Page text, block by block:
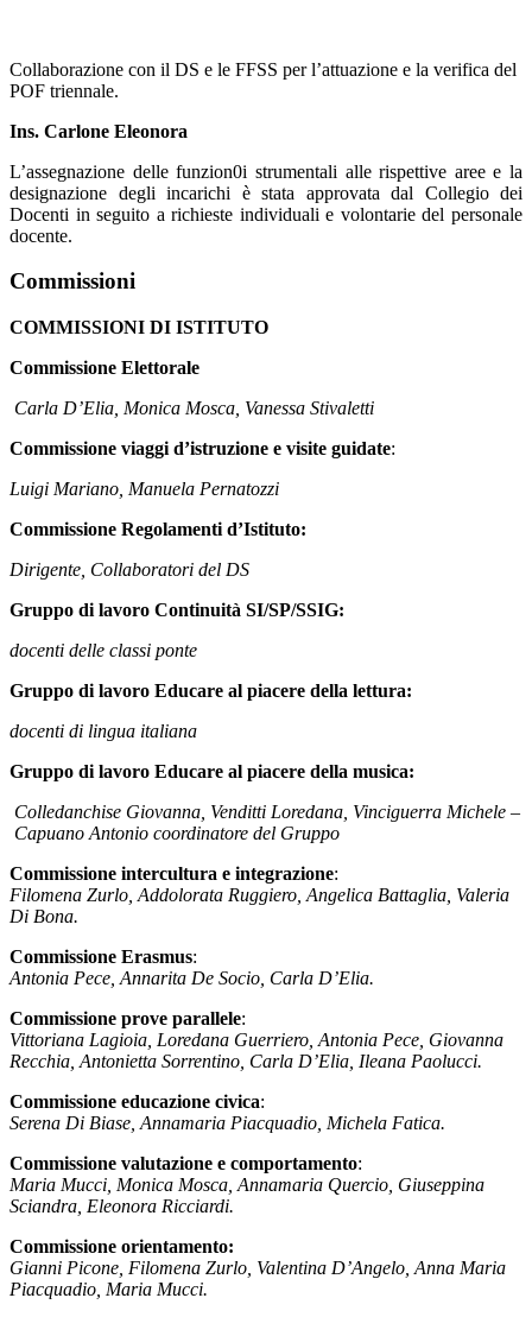
Collaborazione con il DS e le FFSS per l’attuazione e la verifica del
POF triennale.
Ins. Carlone Eleonora
L’assegnazione delle funzion0i strumentali alle rispettive aree e la
designazione degli incarichi è stata approvata dal Collegio dei
Docenti in seguito a richieste individuali e volontarie del personale
docente.
Commissioni
COMMISSIONI DI ISTITUTO
Commissione Elettorale
Carla D’Elia, Monica Mosca, Vanessa Stivaletti
Commissione viaggi d’istruzione e visite guidate:
Luigi Mariano, Manuela Pernatozzi
Commissione Regolamenti d’Istituto:
Dirigente, Collaboratori del DS
Gruppo di lavoro Continuità SI/SP/SSIG:
docenti delle classi ponte
Gruppo di lavoro Educare al piacere della lettura:
docenti di lingua italiana
Gruppo di lavoro Educare al piacere della musica:
Colledanchise Giovanna, Venditti Loredana, Vinciguerra Michele –
Capuano Antonio coordinatore del Gruppo
Commissione intercultura e integrazione:
Filomena Zurlo, Addolorata Ruggiero, Angelica Battaglia, Valeria
Di Bona.
Commissione Erasmus:
Antonia Pece, Annarita De Socio, Carla D’Elia.
Commissione prove parallele:
Vittoriana Lagioia, Loredana Guerriero, Antonia Pece, Giovanna
Recchia, Antonietta Sorrentino, Carla D’Elia, Ileana Paolucci.
Commissione educazione civica:
Serena Di Biase, Annamaria Piacquadio, Michela Fatica.
Commissione valutazione e comportamento:
Maria Mucci, Monica Mosca, Annamaria Quercio, Giuseppina
Sciandra, Eleonora Ricciardi.
Commissione orientamento:
Gianni Picone, Filomena Zurlo, Valentina D’Angelo, Anna Maria
Piacquadio, Maria Mucci.